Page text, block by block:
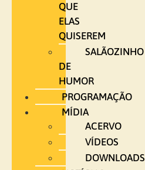
QUE
ELAS
QUISEREM
SALÃOZINHO
DE
HUMOR
PROGRAMAÇÃO
MÍDIA
ACERVO
VÍDEOS
DOWNLOADS